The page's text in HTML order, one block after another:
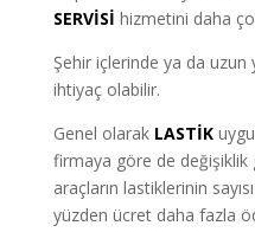
SERVİSİ hizmetini daha
Şehir içlerinde ya da
ihtiyaç olabilir.
Genel olarak LASTİK
firmaya göre de değişiklik
araçların lastiklerinin
yüzden ücret daha fazla